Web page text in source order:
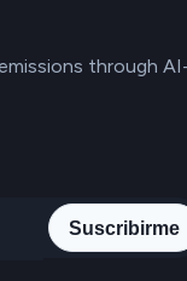
through
Suscribirme